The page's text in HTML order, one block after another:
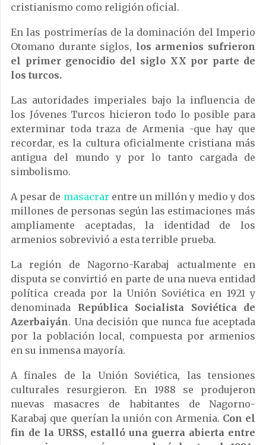
cristianismo como religión oficial.
En las postrimerías de la dominación del Imperio
Otomano durante siglos, los armenios sufrieron
el primer genocidio del siglo XX por parte de
los turcos.
Las autoridades imperiales bajo la influencia de
los Jóvenes Turcos hicieron todo lo posible para
exterminar toda traza de Armenia -que hay que
recordar, es la cultura oficialmente cristiana más
antigua del mundo y por lo tanto cargada de
simbolismo.
A pesar de masacrar entre un millón y medio y dos
millones de personas según las estimaciones más
ampliamente aceptadas, la identidad de los
armenios sobrevivió a esta terrible prueba.
La región de Nagorno-Karabaj actualmente en
disputa se convirtió en parte de una nueva entidad
política creada por la Unión Soviética en 1921 y
denominada República Socialista Soviética de
Azerbaiyán. Una decisión que nunca fue aceptada
por la población local, compuesta por armenios
en su inmensa mayoría.
A finales de la Unión Soviética, las tensiones
culturales resurgieron. En 1988 se produjeron
nuevas masacres de habitantes de Nagorno-
Karabaj que querían la unión con Armenia. Con el
fin de la URSS, estalló una guerra abierta entre